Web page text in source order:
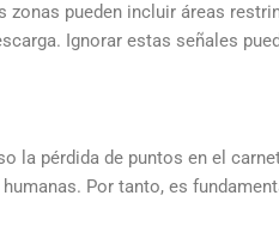
pueden incluir áreas
Ignorar estas señales
la pérdida de puntos en el
Por tanto, es